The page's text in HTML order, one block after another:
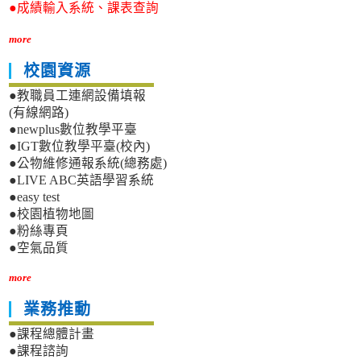
●成績輸入系統、課表查詢
more
校園資源
●教職員工連網設備填報
(有線網路)
●newplus數位教學平臺
●IGT數位教學平臺(校內)
●公物維修通報系統(總務處)
●LIVE ABC英語學習系統
●easy test
●校園植物地圖
●粉絲專頁
●空氣品質
more
業務推動
●課程總體計畫
●課程諮詢